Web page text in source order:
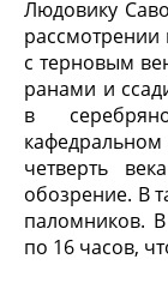
Людовику
с терновым
ранами и
в
четверть
обозрение. В
паломников.
по 16 часов,